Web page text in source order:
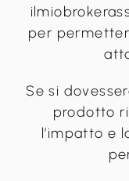
per
Se si
prodotto
l’impatto e